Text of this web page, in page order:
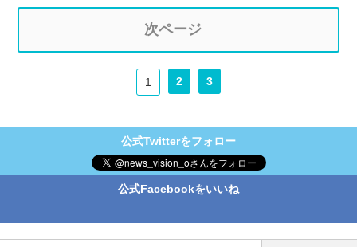
次ページ
1 2 3
公式Twitterをフォロー
公式Facebookをいいね